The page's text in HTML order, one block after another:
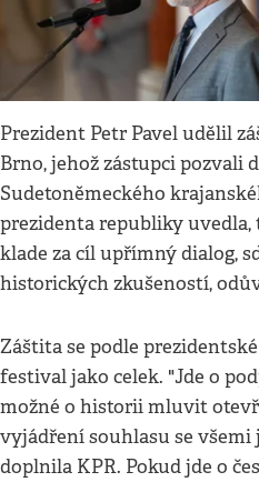
Prezident Petr Pavel udělil
Brno, jehož zástupci pozvali
Sudetoněmeckého
prezidenta republiky
klade za cíl upřímný dialog,
historických zkušeností,
Záštita se podle
festival jako celek. "Jde o
možné o historii mluvit
vyjádření souhlasu se
doplnila KPR. Pokud jde o